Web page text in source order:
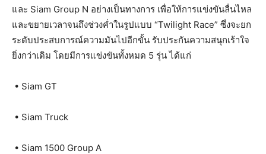
และ Siam Group N อย่างเป็นทางการ เพื่อให้การแข่งขันลื่นไหล
และขยายเวลาจนถึงช่วงค่ำในรูปแบบ “Twilight Race” ซึ่งจะยก
ระดับประสบการณ์ความมันไปอีกขั้น รับประกันความสนุกเร้าใจ
ยิ่งกว่าเดิม โดยมีการแข่งขันทั้งหมด 5 รุ่น ได้แก่
• Siam GT
• Siam Truck
• Siam 1500 Group A